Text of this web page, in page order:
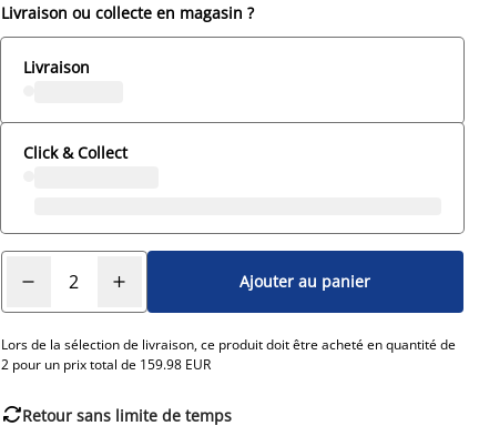
Livraison ou collecte en magasin ?
Livraison
Click & Collect
Ajouter au panier
Lors de la sélection de livraison, ce produit doit être acheté en quantité de
2 pour un prix total de 159.98 EUR
Retour sans limite de temps